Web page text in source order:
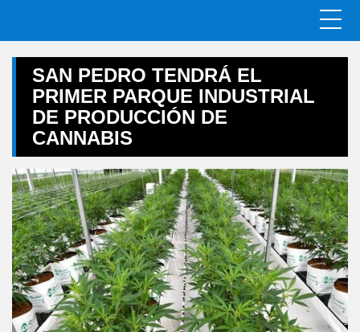
SAN PEDRO TENDRÁ EL
PRIMER PARQUE INDUSTRIAL
DE PRODUCCIÓN DE
CANNABIS